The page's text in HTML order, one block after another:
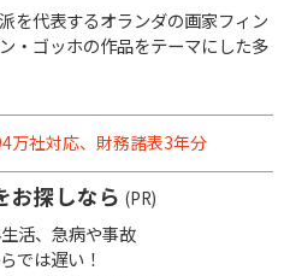
を代表するオランダの画家フィン
・ゴッホの作品をテーマにした多
万社対応、財務諸表3年分
お探しなら (PR)
活、急病や事故
では遅い！